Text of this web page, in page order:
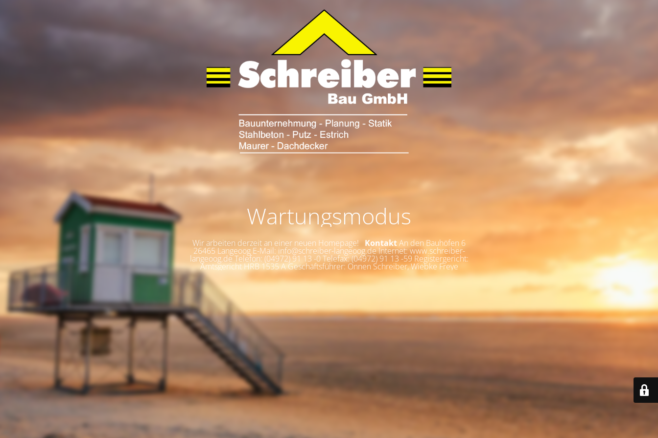
Wartungsmodus
Wir arbeiten derzeit an einer neuen Homepage! KontaktAn den Bauhöfen 6
26465 Langeoog E-Mail: info@schreiber-langeoog.de Internet: www.schreiber-
langeoog.de Telefon: (04972) 91 13 -0 Telefax: (04972) 91 13 -59 Registergericht:
Amtsgericht HRB 1535 A Geschäftsführer: Onnen Schreiber, Wiebke Freye